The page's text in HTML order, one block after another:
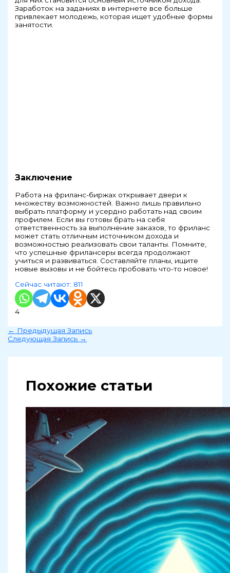
Заработок на заданиях в интернете все больше
привлекает молодежь, которая ищет удобные формы
занятости.
Заключение
Работа на фриланс-биржах открывает двери к
множеству возможностей. Важно лишь правильно
выбрать платформу и усердно работать над своим
профилем. Если вы готовы брать на себя
ответственность за выполнение заказов, то фриланс
может стать отличным источником дохода и
возможностью реализовать свои таланты. Помните,
что успешные фрилансеры всегда продолжают
учиться и развиваться. Составляйте планы, ищите
новые вызовы и не бойтесь пробовать что-то новое!
Сейчас читают: 811
4
← Предыдущая Запись
Следующая Запись →
Похожие статьи